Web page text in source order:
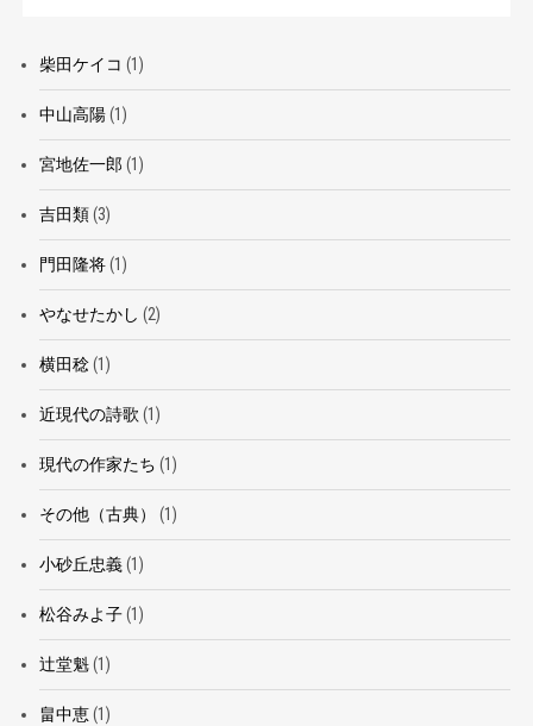
柴田ケイコ (1)
中山高陽(1)
宮地佐一郎 (1)
吉田類(3)
門田隆将(1)
やなせたかし (2)
横田稔(1)
近現代の詩歌 (1)
現代の作家たち (1)
その他（古典） (1)
小砂丘忠義(1)
松谷みよ子(1)
辻堂魁(1)
畠中恵(1)